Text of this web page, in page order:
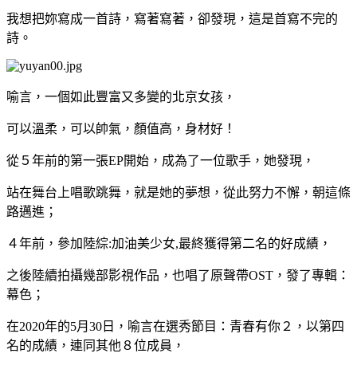
我想把妳寫成一首詩，寫著寫著，卻發現，這是首寫不完的
詩。
喻言，一個如此豐富又多變的北京女孩，
可以溫柔，可以帥氣，顏值高，身材好！
從５年前的第一張EP開始，成為了一位歌手，她發現，
站在舞台上唱歌跳舞，就是她的夢想，從此努力不懈，朝這條
路邁進；
４年前，參加陸綜:加油美少女,最終獲得第二名的好成績，
之後陸續拍攝幾部影視作品，也唱了原聲帶OST，發了專輯：
幕色；
在2020年的5月30日，喻言在選秀節目：青春有你２，以第四
名的成績，連同其他８位成員，